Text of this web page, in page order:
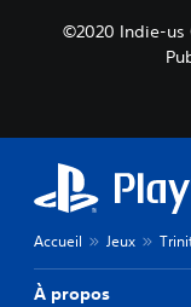
©2020 Indie-us
Accueil Jeux
À propos